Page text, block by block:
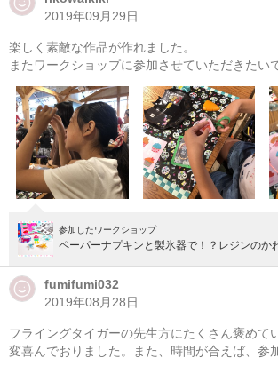
2019年09月29日
楽しく素敵な作品が作れました。
またワークショップに参加させていただきたい
参加したワークショップ
ペーパーナプキンと製氷器で！？レジンのか
fumifumi032
2019年08月28日
フライングタイガーの先生方にたくさん褒めて
変喜んでおりました。また、時間が合えば、参